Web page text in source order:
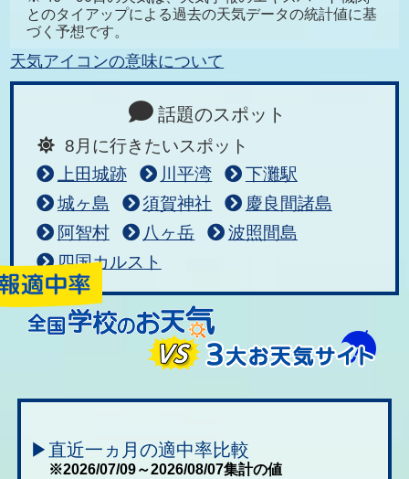
とのタイアップによる過去の天気データの統計値に基
づく予想です。
天気アイコンの意味について
話題のスポット
8月に行きたいスポット
上田城跡
川平湾
下灘駅
城ヶ島
須賀神社
慶良間諸島
阿智村
八ヶ岳
波照間島
四国カルスト
▶直近一ヵ月の適中率比較
※2026/07/09～2026/08/07集計の値